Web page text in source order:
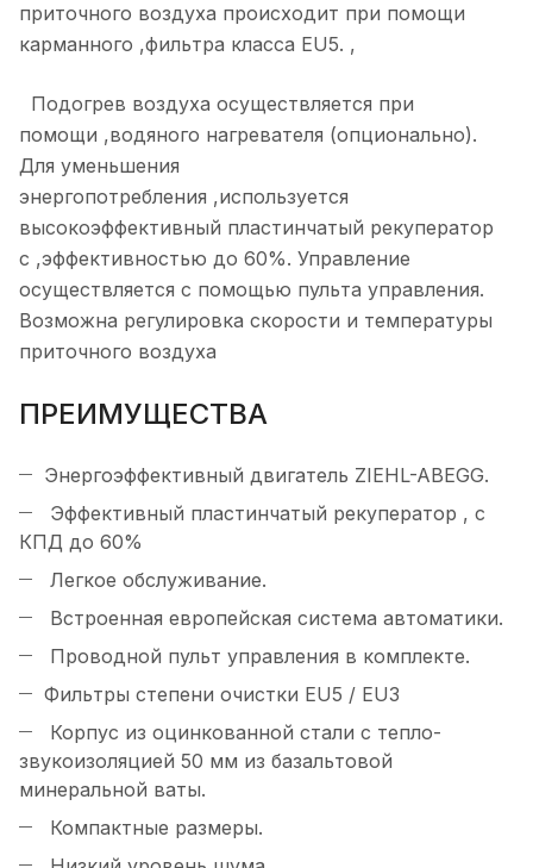
приточного воздуха происходит при помощи
карманного ,фильтра класса EU5. ,
Подогрев воздуха осуществляется при
помощи ,водяного нагревателя (опционально).
Для уменьшения
энергопотребления ,используется
высокоэффективный пластинчатый рекуператор
с ,эффективностью до 60%. Управление
осуществляется с помощью пульта управления.
Возможна регулировка скорости и температуры
приточного воздуха
ПРЕИМУЩЕСТВА
Энергоэффективный двигатель ZIEHL-ABEGG.
Эффективный пластинчатый рекуператор , с
КПД до 60%
Легкое обслуживание.
Встроенная европейская система автоматики.
Проводной пульт управления в комплекте.
Фильтры степени очистки EU5 / EU3
Корпус из оцинкованной стали с тепло-
звукоизоляцией 50 мм из базальтовой
минеральной ваты.
Компактные размеры.